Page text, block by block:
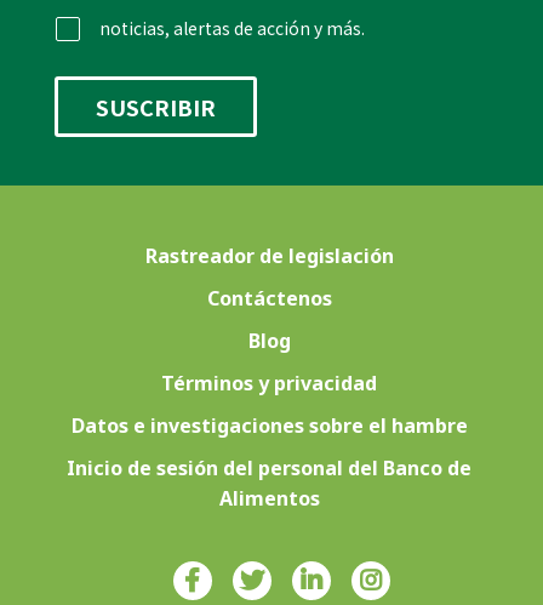
noticias, alertas de acción y más.
Rastreador de legislación
Contáctenos
Blog
Términos y privacidad
Datos e investigaciones sobre el hambre
Inicio de sesión del personal del Banco de
Alimentos